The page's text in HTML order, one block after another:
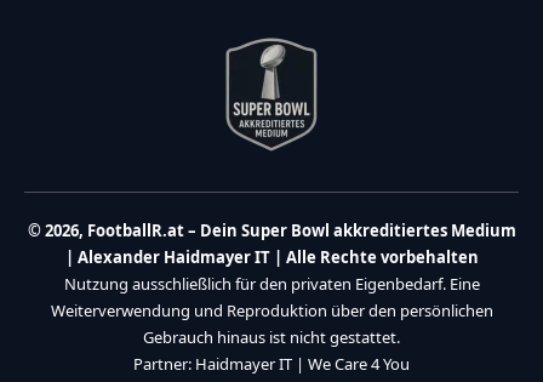
© 2026, FootballR.at – Dein Super Bowl akkreditiertes Medium
| Alexander Haidmayer IT | Alle Rechte vorbehalten
Nutzung ausschließlich für den privaten Eigenbedarf. Eine
Weiterverwendung und Reproduktion über den persönlichen
Gebrauch hinaus ist nicht gestattet.
Partner: Haidmayer IT | We Care 4 You